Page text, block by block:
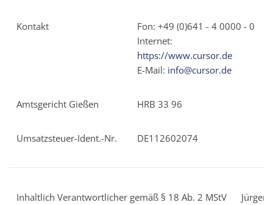
Kontakt
Fon: +49 (0)641 - 4 0000 - 0
Internet:
https://www.cursor.de
E-Mail: info@cursor.de
Amtsgericht Gießen HRB 33 96
Umsatzsteuer-Ident.-Nr. DE112602074
Inhaltlich Verantwortlicher gemäß § 18 Ab. 2 MStV
Jürgen